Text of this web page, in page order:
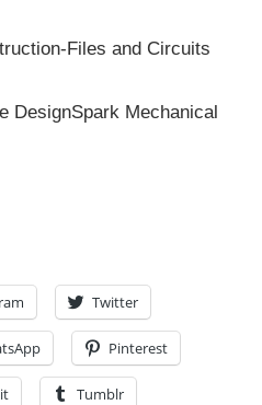
Files and Circuits
DesignSpark Mechanical
Twitter
Pinterest
Tumblr